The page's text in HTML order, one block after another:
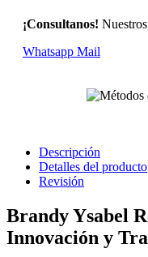
¡Consultanos!
Whatsapp Mail
Descripción
Detalles del producto
Revisión
Brandy Ysabel
Innovación y